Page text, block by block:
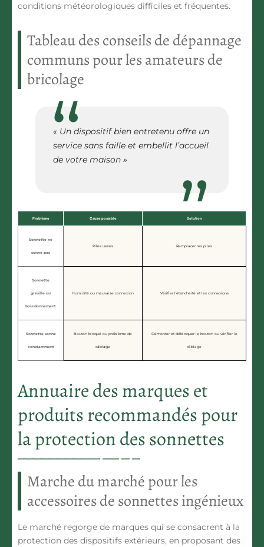
conditions météorologiques difficiles et fréquentes.
Tableau des conseils de dépannage
communs pour les amateurs de
bricolage
« Un dispositif bien entretenu offre un
service sans faille et embellit l’accueil
de votre maison »
Problème Cause possible Solution
Sonnette ne
sonne pas
Piles usées Remplacer les piles
Sonnette
grésille ou
bourdonnement
Humidité ou mauvaise connexion Vérifier l’étanchéité et les connexions
Sonnette sonne
constamment
Bouton bloqué ou problème de
câblage
Démonter et débloquer le bouton ou vérifier le
câblage
Annuaire des marques et
produits recommandés pour
la protection des sonnettes
Marche du marché pour les
accessoires de sonnettes ingénieux
Le marché regorge de marques qui se consacrent à la
protection des dispositifs extérieurs, en proposant des